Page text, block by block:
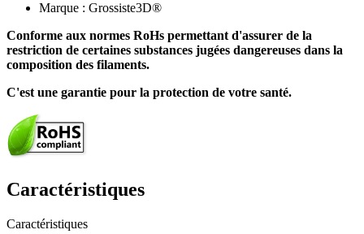
Marque : Grossiste3D®
Conforme aux normes RoHs permettant d'assurer de la
restriction de certaines substances jugées dangereuses dans la
composition des filaments.
C'est une garantie pour la protection de votre santé.
Caractéristiques
Caractéristiques